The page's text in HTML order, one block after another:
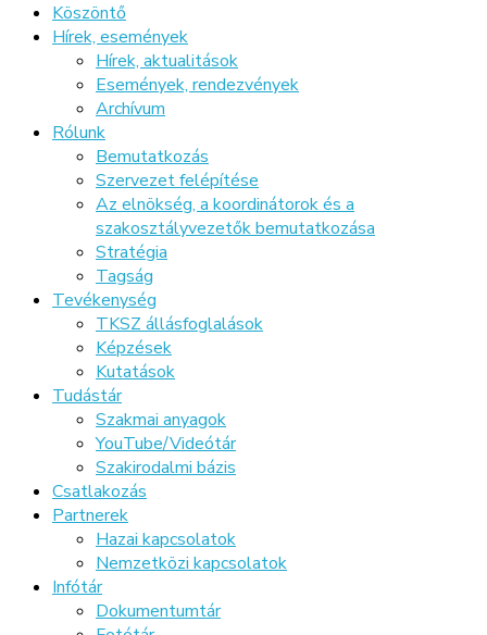
Köszöntő
Hírek, események
Hírek, aktualitások
Események, rendezvények
Archívum
Rólunk
Bemutatkozás
Szervezet felépítése
Az elnökség, a koordinátorok és a
szakosztályvezetők bemutatkozása
Stratégia
Tagság
Tevékenység
TKSZ állásfoglalások
Képzések
Kutatások
Tudástár
Szakmai anyagok
YouTube/Videótár
Szakirodalmi bázis
Csatlakozás
Partnerek
Hazai kapcsolatok
Nemzetközi kapcsolatok
Infótár
Dokumentumtár